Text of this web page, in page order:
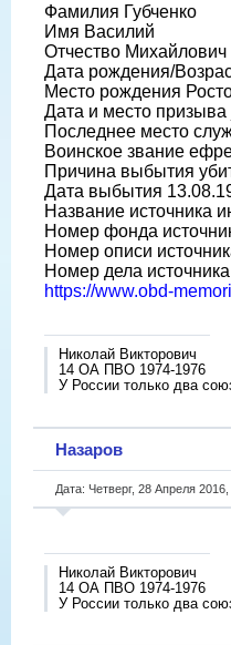
Фамилия Губченко
Имя Василий
Отчество Михайлович
Дата рождения/
Место рождения
Дата и место
Последнее место
Воинское звание
Причина выбытия
Дата выбытия
Название
Номер фонда
Номер описи
Номер дела
https://www.obd-
Николай Викторович
14 ОА ПВО 1974-1976
У России только два
Назаров
Дата: Четверг, 28 Апреля
Николай Викторович
14 ОА ПВО 1974-1976
У России только два